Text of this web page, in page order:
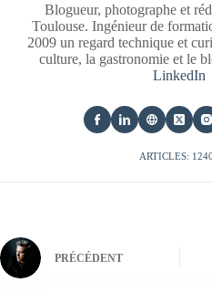
Blogueur, photographe et
Toulouse. Ingénieur de
2009 un regard technique et
culture, la gastronomie et le
LinkedIn
ARTICLES:
PRÉCÉDENT